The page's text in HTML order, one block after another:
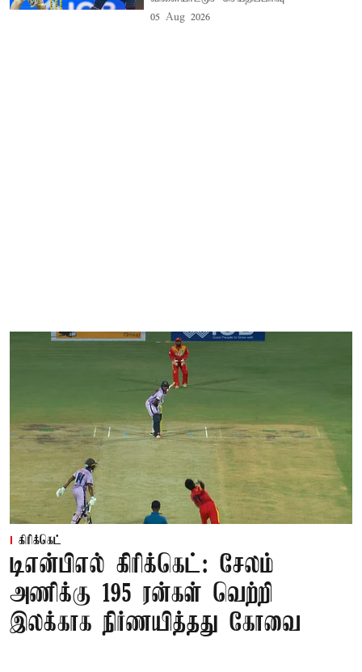
05 Aug 2026
கிரிக்கெட்
டிஎன்பிஎல் கிரிக்கெட்: சேலம்
அணிக்கு 195 ரன்கள் வெற்றி
இலக்காக நிர்ணயித்தது கோவை